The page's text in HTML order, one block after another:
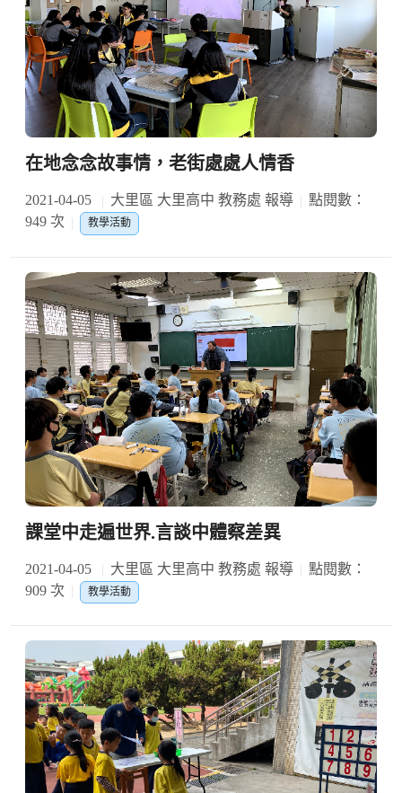
在地念念故事情，老街處處人情香
2021-04-05 大里區 大里高中 教務處 報導
點閱數：
949 次
教學活動
課堂中走遍世界.言談中體察差異
2021-04-05 大里區 大里高中 教務處 報導
點閱數：
909 次
教學活動